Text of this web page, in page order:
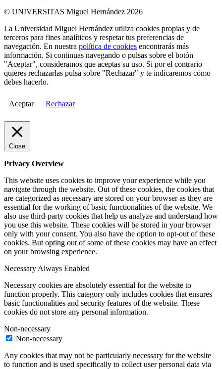
© UNIVERSITAS Miguel Hernández 2026
La Universidad Miguel Hernández utiliza cookies propias y de
terceros para fines analíticos y respetar tus preferencias de
navegación. En nuestra política de cookies encontrarás más
información. Si continuas navegando o pulsas sobre el botón
"Aceptar", consideramos que aceptas su uso. Si por el contrario
quieres rechazarlas pulsa sobre "Rechazar" y te indicaremos cómo
debes hacerlo.
Aceptar Rechazar
Close
Privacy Overview
This website uses cookies to improve your experience while you
navigate through the website. Out of these cookies, the cookies that
are categorized as necessary are stored on your browser as they are
essential for the working of basic functionalities of the website. We
also use third-party cookies that help us analyze and understand how
you use this website. These cookies will be stored in your browser
only with your consent. You also have the option to opt-out of these
cookies. But opting out of some of these cookies may have an effect
on your browsing experience.
Necessary Always Enabled
Necessary cookies are absolutely essential for the website to
function properly. This category only includes cookies that ensures
basic functionalities and security features of the website. These
cookies do not store any personal information.
Non-necessary
Non-necessary
Any cookies that may not be particularly necessary for the website
to function and is used specifically to collect user personal data via